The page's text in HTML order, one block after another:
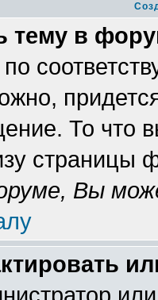
тему в
То что
страницы
Вы